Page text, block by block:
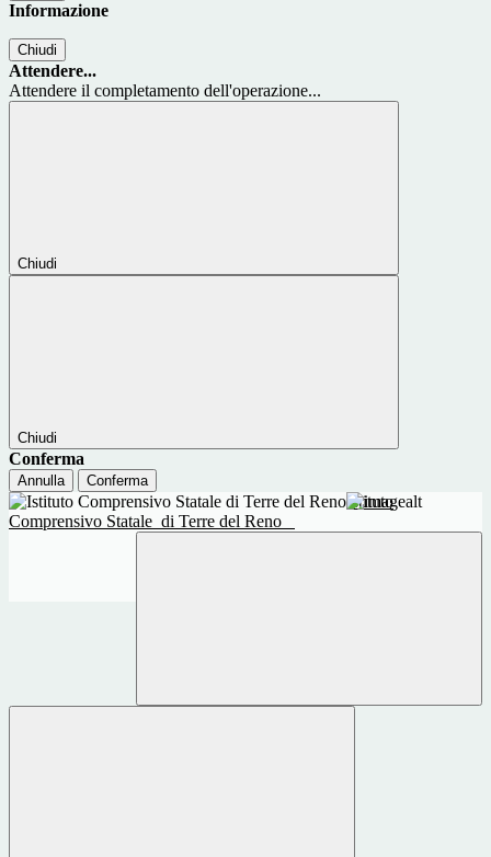
Informazione
Chiudi
Attendere...
Attendere il completamento dell'operazione...
Chiudi
Chiudi
Conferma
Annulla Conferma
Istituto
Comprensivo Statale di Terre del Reno